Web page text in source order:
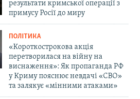
результати кримської операції з
примусу Росії до миру
ПОЛІТИКА
«Короткострокова акція
перетворилася на війну на
виснаження»: Як пропаганда РФ
у Криму пояснює невдачі «СВО»
та залякує «мінними атаками»